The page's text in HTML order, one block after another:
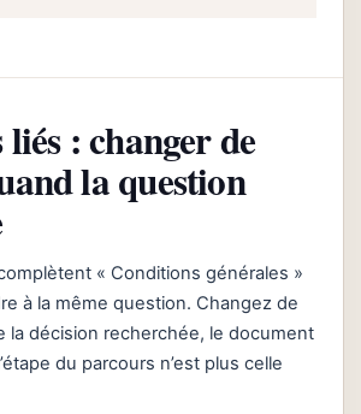
: changer de
la question
« Conditions générales »
à la même question. Changez de
la décision recherchée, le document
du parcours n’est plus celle